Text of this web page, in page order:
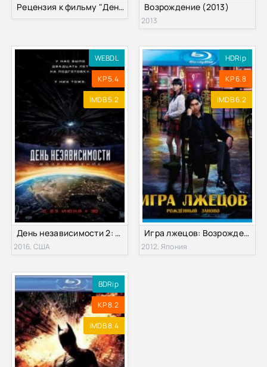
Рецензия к фильму "День независимости 2: Возрождение" 2016 Возрождение (2013)
2013
WEBDL
KP 5.4
IMDB 5.2
День независимости 2: Возрождение, часть 1 (2016)
2016, США
HDRip
KP 6.8
IMDB 6.2
Игра лжецов: Возрождение (2012)
2012, Япония
BDRip
KP 8.2
IMDB 8.4